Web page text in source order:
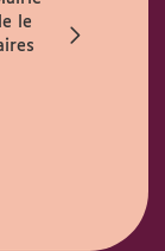
le
de fortes
appelle à